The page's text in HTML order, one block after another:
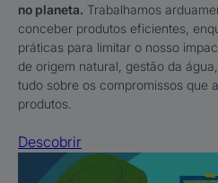
no planeta. Trabalhamos
conceber produtos eficientes,
práticas para limitar o nosso
de origem natural, gestão da
tudo sobre os compromissos que
produtos.
Descobrir
Descobrir